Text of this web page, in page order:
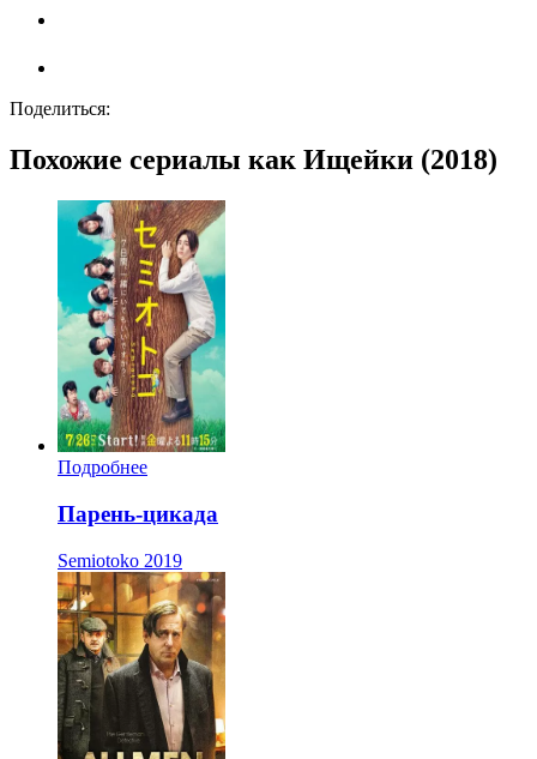
Поделиться:
Похожие сериалы как Ищейки (2018)
Подробнее
Парень-цикада
Semiotoko 2019